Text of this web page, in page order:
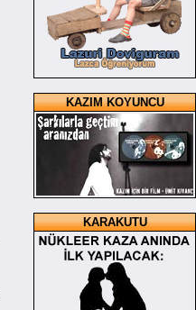
KAZIM KOYUNCU
KARAKUTU